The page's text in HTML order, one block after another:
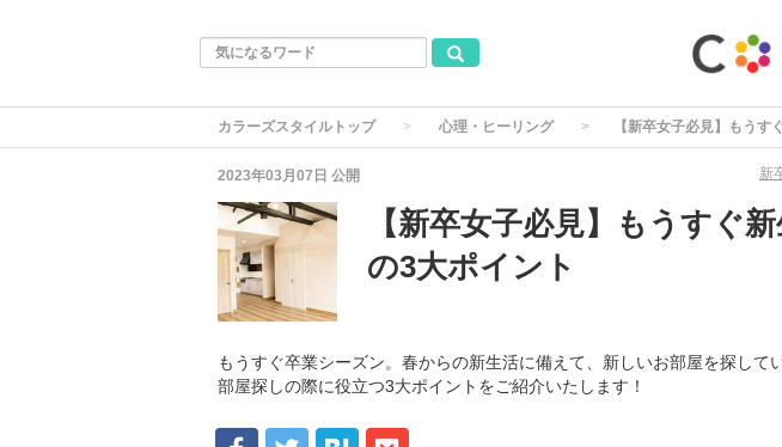
カラーズスタイルトップ 心理・ヒーリング 【新卒女子必見】もうす
2023年03月07日 公開 新
【新卒女子必見】もうすぐ
の3大ポイント
もうすぐ卒業シーズン。春からの新生活に備えて、新しいお部屋を探して
部屋探しの際に役立つ3大ポイントをご紹介いたします！